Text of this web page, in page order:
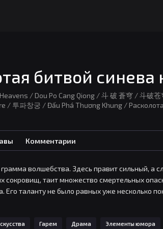
битвой синева
/ Dou Po Cang Qiong / 斗 破 蒼穹 / 斗破
/ 투파창궁 / Đấu Phá Thương Khung /
Комментарии
волшебства. Здесь правит сильный, а
сокровищ, таит множество смертельных
Его таланту не было равных уже несколько
обманул надежды своей матери. Какое
Гарем Драма Элементы юмора